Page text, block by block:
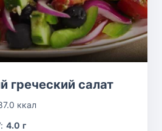
греческий салат
ккал
4.0 г